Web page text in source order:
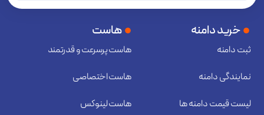
خرید دامنه
ثبت دامنه
نمایندگی دامنه
لیست قیمت دامنه ها
هاست
هاست پرسرعت و قدرتمند
هاست اختصاصی
هاست لینوکس